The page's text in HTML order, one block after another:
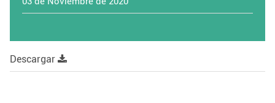
Descargar